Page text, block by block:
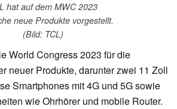
hat auf dem MWC 2023
neue Produkte vorgestellt.
(Bild: TCL)
World Congress 2023 für die
neuer Produkte, darunter zwei 11 Zoll
Smartphones mit 4G und 5G sowie
wie Ohrhörer und mobile Router.